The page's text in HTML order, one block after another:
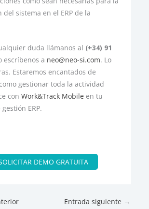
del sistema en el ERP de la
duda llámanos al (+34) 91
escríbenos a neo@neo-si.com. Lo
Estaremos encantados de
gestionar toda la actividad
conWork&Track Mobile en tu
ERP.
DEMO GRATUITA
Entrada siguiente →